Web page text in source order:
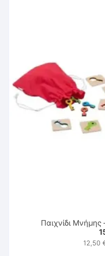
Παιχνίδι Μνήμης
12,50